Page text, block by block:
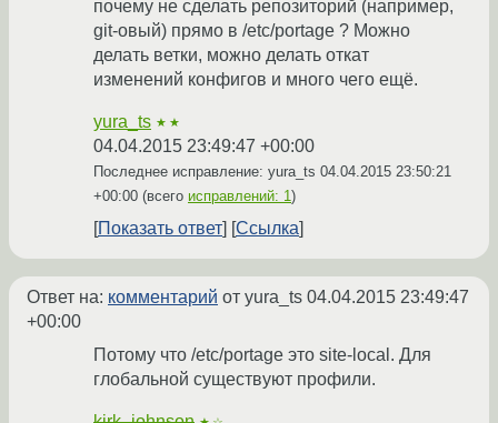
почему не сделать репозиторий (например,
git-овый) прямо в /etc/portage ? Можно
делать ветки, можно делать откат
изменений конфигов и много чего ещё.
yura_ts ★★
04.04.2015 23:49:47 +00:00
Последнее исправление: yura_ts 04.04.2015 23:50:21
+00:00 (всего исправлений: 1)
Показать ответ Ссылка
Ответ на: комментарий от yura_ts 04.04.2015 23:49:47
+00:00
Потому что /etc/portage это site-local. Для
глобальной существуют профили.